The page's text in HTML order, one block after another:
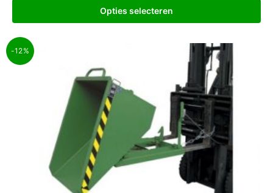
Opties selecteren
-12%